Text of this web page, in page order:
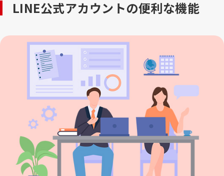
LINE公式アカウントの便利な機能